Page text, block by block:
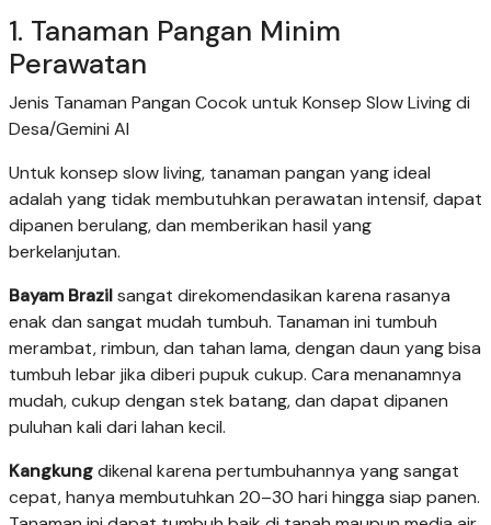
1. Tanaman Pangan Minim
Perawatan
Jenis Tanaman Pangan Cocok untuk Konsep Slow Living di
Desa/Gemini AI
Untuk konsep slow living, tanaman pangan yang ideal
adalah yang tidak membutuhkan perawatan intensif, dapat
dipanen berulang, dan memberikan hasil yang
berkelanjutan.
Bayam Brazilsangat direkomendasikan karena rasanya
enak dan sangat mudah tumbuh. Tanaman ini tumbuh
merambat, rimbun, dan tahan lama, dengan daun yang bisa
tumbuh lebar jika diberi pupuk cukup. Cara menanamnya
mudah, cukup dengan stek batang, dan dapat dipanen
puluhan kali dari lahan kecil.
Kangkungdikenal karena pertumbuhannya yang sangat
cepat, hanya membutuhkan 20–30 hari hingga siap panen.